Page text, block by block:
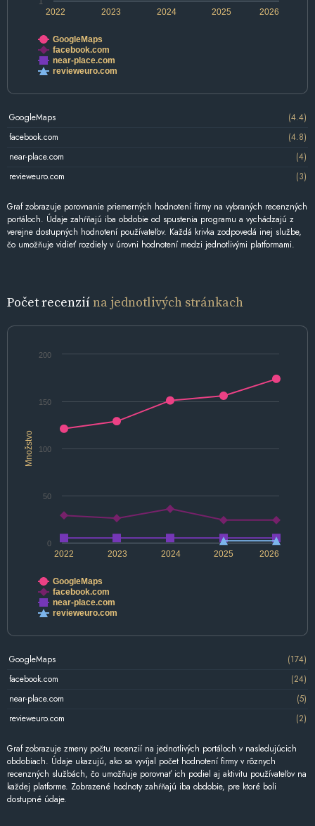
2022 2024 2026
2023 2025
GoogleMaps
facebook.com
near-place.com
revieweuro.com
GoogleMaps
(4.4)
facebook.com
(4.8)
near-place.com
(4)
revieweuro.com
(3)
Graf zobrazuje porovnanie priemerných hodnotení firmy na vybraných recenzných
portáloch. Údaje zahŕňajú iba obdobie od spustenia programu a vychádzajú z
verejne dostupných hodnotení používateľov. Každá krivka zodpovedá inej službe,
čo umožňuje vidieť rozdiely v úrovni hodnotení medzi jednotlivými platformami.
Počet recenziína jednotlivých stránkach
Množstvo
2022 2024 2026
2023 2025
0
50
100
150
200
GoogleMaps
facebook.com
near-place.com
revieweuro.com
GoogleMaps
(174)
facebook.com
(24)
near-place.com
(5)
revieweuro.com
(2)
Graf zobrazuje zmeny počtu recenzií na jednotlivých portáloch v nasledujúcich
obdobiach. Údaje ukazujú, ako sa vyvíjal počet hodnotení firmy v rôznych
recenzných službách, čo umožňuje porovnať ich podiel aj aktivitu používateľov na
každej platforme. Zobrazené hodnoty zahŕňajú iba obdobie, pre ktoré boli
dostupné údaje.